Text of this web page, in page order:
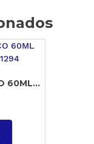
60ML...